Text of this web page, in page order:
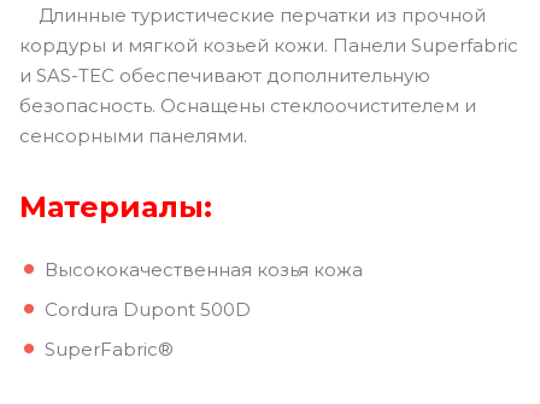
Длинные туристические перчатки из прочной
кордуры и мягкой козьей кожи. Панели Superfabric
и SAS-TEC обеспечивают дополнительную
безопасность. Оснащены стеклоочистителем и
сенсорными панелями.
Материалы:
Высококачественная козья кожа
Cordura Dupont 500D
SuperFabric®